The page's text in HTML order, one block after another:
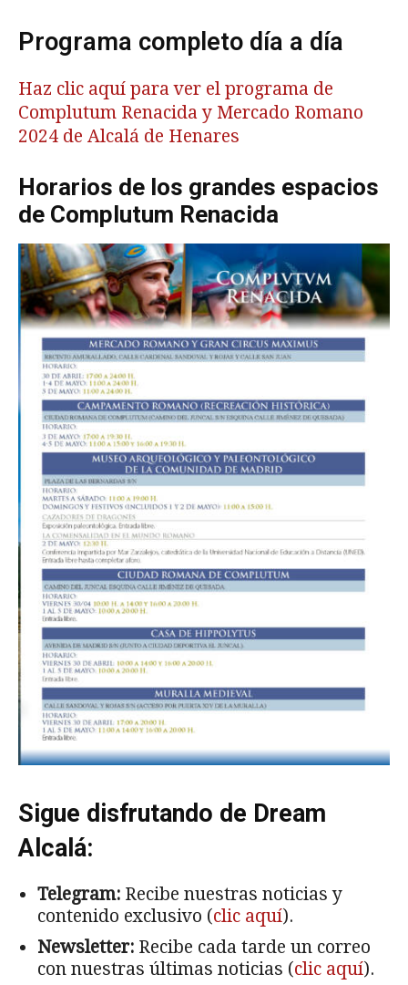
Programa completo día a día
Haz clic aquí para ver el programa de
Complutum Renacida y Mercado Romano
2024 de Alcalá de Henares
Horarios de los grandes espacios
de Complutum Renacida
Sigue disfrutando de Dream
Alcalá:
Telegram: Recibe nuestras noticias y
contenido exclusivo (clic aquí).
Newsletter: Recibe cada tarde un correo
con nuestras últimas noticias (clic aquí).